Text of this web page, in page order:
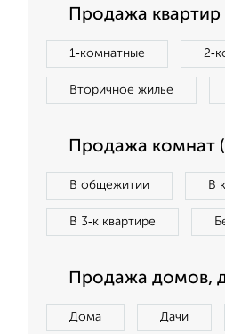
Продажа квартир
1‑комнатные
Вторичное жилье
Продажа комнат
В общежитии В
В 3‑к квартире
Продажа домов,
Дома Дачи